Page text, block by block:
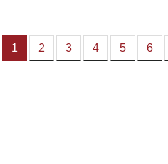
ジ）
1
（こ
2 3 4 5 6